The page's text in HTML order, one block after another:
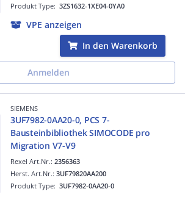
Produkt Type: 3ZS1632-1XE04-0YA0
VPE anzeigen
In den Warenkorb
Anmelden
SIEMENS
3UF7982-0AA20-0, PCS 7-
Bausteinbibliothek SIMOCODE pro
Migration V7-V9
Rexel Art.Nr.: 2356363
Produkt Type: 3UF7982-0AA20-0
Herst. Art.Nr.: 3UF79820AA200